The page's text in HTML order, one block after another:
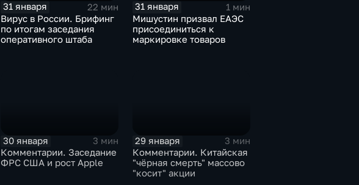
31 января
22 мин
Вирус в России. Брифинг
по итогам заседания
оперативного штаба
31 января
1 мин
Мишустин призвал ЕАЭС
присоединиться к
маркировке товаров
30 января
3 мин
Комментарии. Заседание
ФРС США и рост Apple
29 января
3 мин
Комментарии. Китайская
"чёрная смерть" массово
"косит" акции